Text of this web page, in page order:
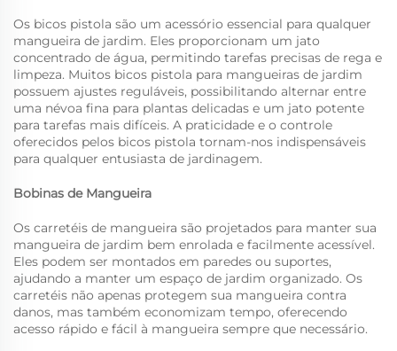
Os bicos pistola são um acessório essencial para qualquer
mangueira de jardim. Eles proporcionam um jato
concentrado de água, permitindo tarefas precisas de rega e
limpeza. Muitos bicos pistola para mangueiras de jardim
possuem ajustes reguláveis, possibilitando alternar entre
uma névoa fina para plantas delicadas e um jato potente
para tarefas mais difíceis. A praticidade e o controle
oferecidos pelos bicos pistola tornam-nos indispensáveis
para qualquer entusiasta de jardinagem.
Bobinas de Mangueira
Os carretéis de mangueira são projetados para manter sua
mangueira de jardim bem enrolada e facilmente acessível.
Eles podem ser montados em paredes ou suportes,
ajudando a manter um espaço de jardim organizado. Os
carretéis não apenas protegem sua mangueira contra
danos, mas também economizam tempo, oferecendo
acesso rápido e fácil à mangueira sempre que necessário.